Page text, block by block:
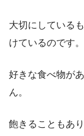
大切にしている
けているのです。
好きな食べ物が
ん。
飽きることもあ